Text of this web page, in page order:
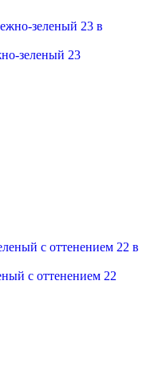
зеленый 23
с оттенением 22